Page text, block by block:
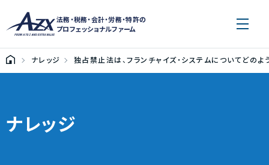
法務・税務・会計・労務・特許の
プロフェッショナルファーム
ナレッジ 独占禁止法は、フランチャイズ・システムについてどの
ナレッジ